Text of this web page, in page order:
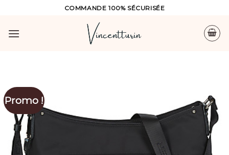
content
COMMANDE 100% SÉCURISÉE
Promo !